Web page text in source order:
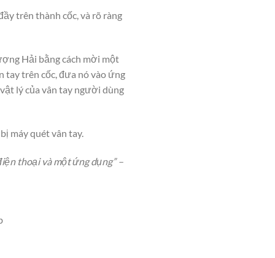
trên thành cốc, và rõ ràng
Hải bằng cách mời một
tay trên cốc, đưa nó vào ứng
lý của vân tay người dùng
máy quét vân tay.
thoại và một ứng dụng” –